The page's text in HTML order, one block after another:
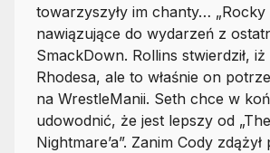
towarzyszyły im chanty… „Rocky
nawiązujące do wydarzeń z
SmackDown. Rollins stwierdził,
Rhodesa, ale to właśnie on
na WrestleManii. Seth chce w
udowodnić, że jest lepszy od
Nightmare’a”. Zanim Cody